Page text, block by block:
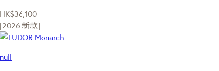
HK$36,100
[2026 新款]
null